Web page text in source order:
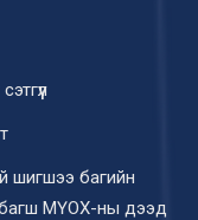
шигшээ багийн
багш МҮОХ-ны дээд